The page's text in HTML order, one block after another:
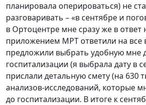
планировала оперироваться) не
разговаривать – «в сентябре и
в Ортоцентре мне сразу же в ответ
приложением МРТ ответили на все
предложили выбрать удобную мне
госпитализации (я выбрала дату в
прислали детальную смету (на 630
анализов-исследований, которые
до госпитализации. В итоге к